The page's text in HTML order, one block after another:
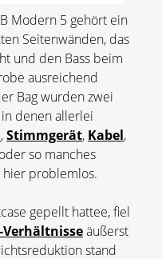
Modern 5 gehört ein
Seitenwänden, das
und den Bass beim
ausreichend
Bag wurden zwei
denen allerlei
,Stimmgerät, Kabel,
so manches
problemlos.
gepellt hattee, fiel
äußerst
stand